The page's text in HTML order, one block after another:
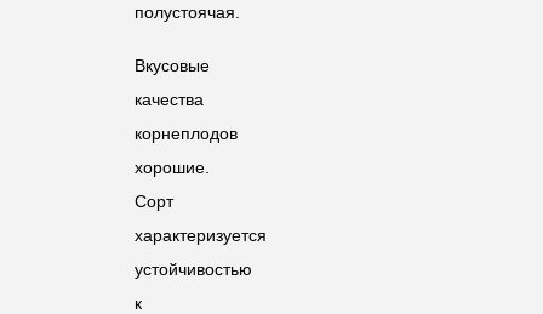
полустоячая.
Вкусовые
качества
корнеплодов
хорошие.
Сорт
характеризуется
устойчивостью
к